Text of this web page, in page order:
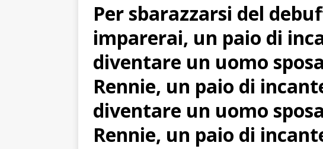
Per sbarazzarsi del
imparerai, un paio di
diventare un uomo
Rennie, un paio di
diventare un uomo
Rennie, un paio di